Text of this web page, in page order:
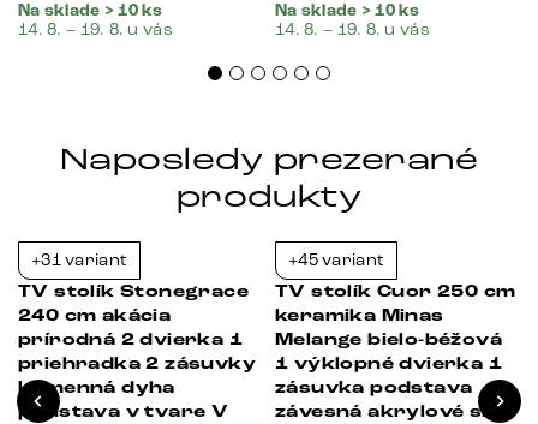
Na sklade > 10 ks
14. 8. – 19. 8. u vás
Na sklade > 10 ks
14. 8. – 19. 8. u vás
Naposledy prezerané
produkty
+31 variant
TV stolík Stonegrace
240 cm akácia
prírodná 2 dvierka 1
priehradka 2 zásuvky
kamenná dyha
podstava v tvare V
+45 variant
TV stolík Cuor 250 cm
keramika Minas
Melange bielo-béžová
1 výklopné dvierka 1
zásuvka podstava
závesná akrylové sklo